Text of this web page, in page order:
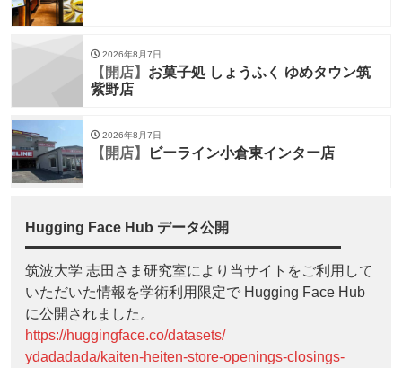
2026年8月7日
【開店】 お菓子処 しょうふく ゆめタウン筑
紫野店
2026年8月7日
【開店】 ビーライン小倉東インター店
Hugging Face Hub データ公開
筑波大学 志田さま研究室により当サイトをご利用して
いただいた情報を学術利用限定で Hugging Face Hub
に公開されました。
https://huggingface.co/datasets/
ydadadada/kaiten-heiten-store-openings-closings-